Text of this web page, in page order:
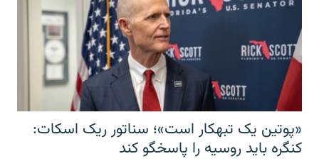
«پوتین یک تبهکار است»؛ سناتور ریک اسکات:
کنگره باید روسیه را پاسخگو کند